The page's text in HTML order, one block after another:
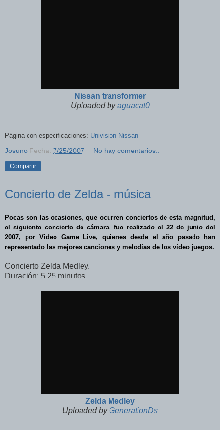
Nissan transformer
Uploaded byaguacat0
Página con especificaciones: Univision Nissan
Josuno Fecha: 7/25/2007 No hay comentarios.:
Compartir
Concierto de Zelda - música
Pocas son las ocasiones, que ocurren conciertos de esta magnitud,
el siguiente concierto de cámara, fue realizado el 22 de junio del
2007, por Video Game Live, quienes desde el año pasado han
representado las mejores canciones y melodías de los vídeo juegos.
Concierto Zelda Medley.
Duración: 5.25 minutos.
Zelda Medley
Uploaded byGenerationDs